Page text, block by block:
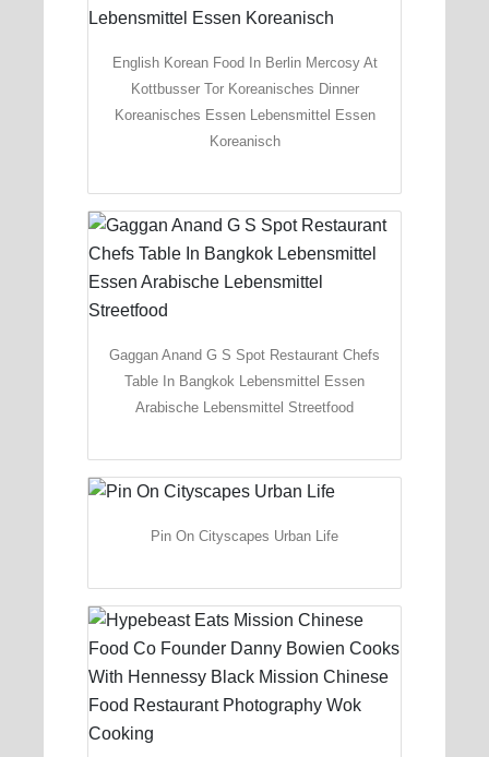
English Korean Food In Berlin Mercosy At
Kottbusser Tor Koreanisches Dinner
Koreanisches Essen Lebensmittel Essen
Koreanisch
Gaggan Anand G S Spot Restaurant Chefs
Table In Bangkok Lebensmittel Essen
Arabische Lebensmittel Streetfood
Pin On Cityscapes Urban Life